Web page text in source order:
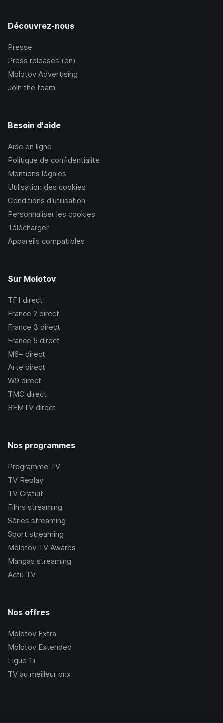
Découvrez-nous
Presse
Press releases (en)
Molotov Advertising
Join the team
Besoin d'aide
Aide en ligne
Politique de confidentialité
Mentions légales
Utilisation des cookies
Conditions d’utilisation
Personnaliser les cookies
Télécharger
Appareils compatibles
Sur Molotov
TF1 direct
France 2 direct
France 3 direct
France 5 direct
M6+ direct
Arte direct
W9 direct
TMC direct
BFMTV direct
Nos programmes
Programme TV
TV Replay
TV Gratuit
Films streaming
Séries streaming
Sport streaming
Molotov TV Awards
Mangas streaming
Actu TV
Nos offres
Molotov Extra
Molotov Extended
Ligue 1+
TV au meilleur prix